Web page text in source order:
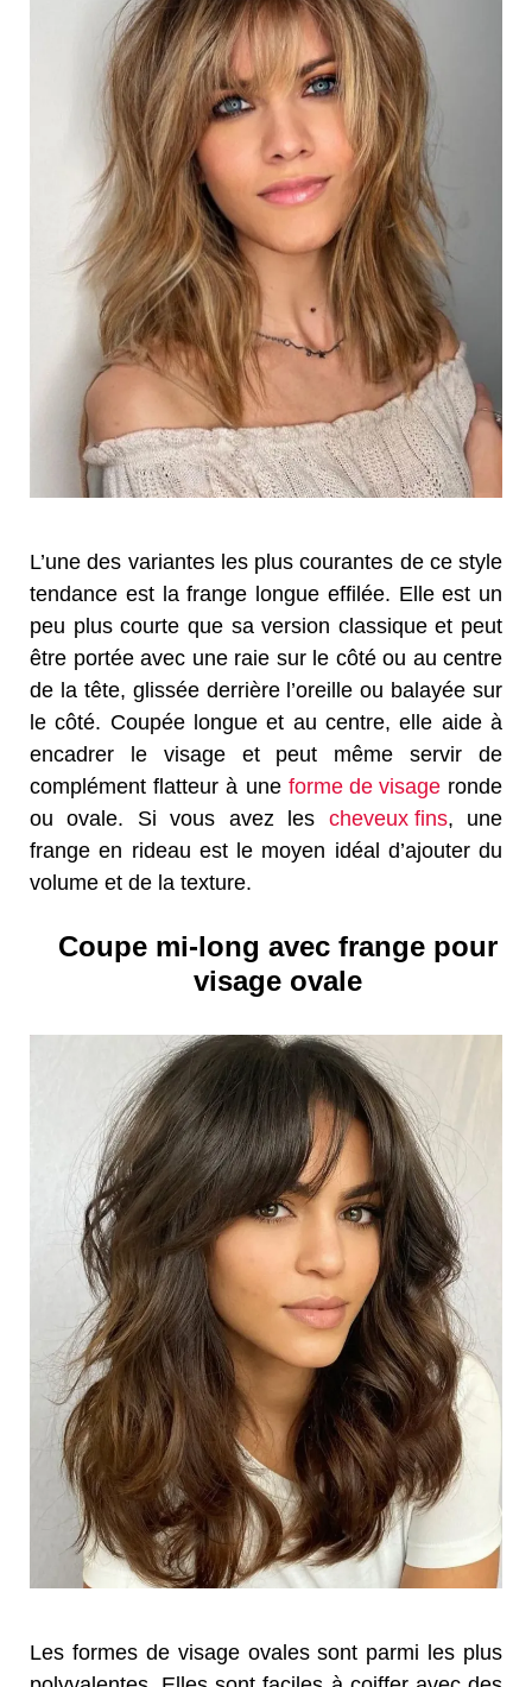
L’une des variantes les plus courantes de ce style
tendance est la frange longue effilée. Elle est un
peu plus courte que sa version classique et peut
être portée avec une raie sur le côté ou au centre
de la tête, glissée derrière l’oreille ou balayée sur
le côté. Coupée longue et au centre, elle aide à
encadrer le visage et peut même servir de
complément flatteur à une forme de visageronde
ou ovale. Si vous avez les cheveux fins, une
frange en rideau est le moyen idéal d’ajouter du
volume et de la texture.
Coupe mi-long avec frange pour
visage ovale
Les formes de visage ovales sont parmi les plus